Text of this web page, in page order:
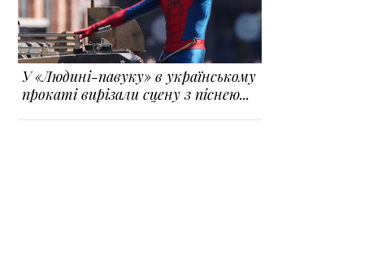
У «Людині-павуку» в українському
прокаті вирізали сцену з піснею...